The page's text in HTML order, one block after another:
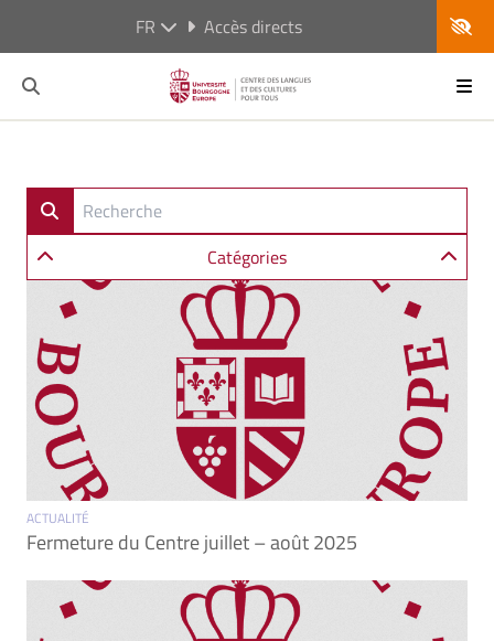
FR Accès directs
Catégories
ACTUALITÉ
Fermeture du Centre juillet – août 2025